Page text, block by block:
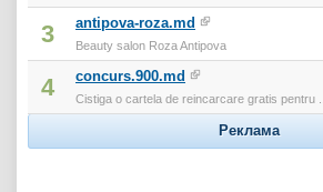
3 antipova-roza.md
Beauty salon Roza Antipova
4 concurs.900.md
Cistiga o cartela de reincarcare gratis pentru ...
Реклама